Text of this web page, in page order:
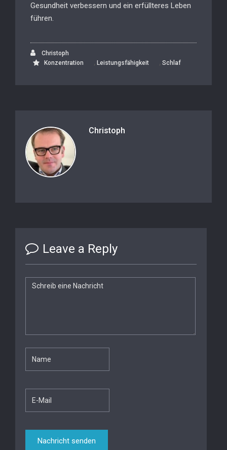
Gesundheit verbessern und ein erfüllteres Leben
führen.
Christoph
Konzentration
, Leistungsfähigkeit , Schlaf
Christoph
Leave a Reply